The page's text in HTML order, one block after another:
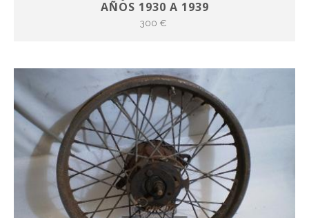
AÑOS 1930 A 1939
300 €